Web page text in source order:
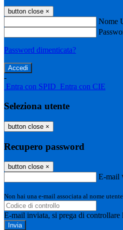
button close ×
Nome
Password dimenticata?
-
Entra con SPID Entra con CIE
Seleziona utente
button close ×
Recupero password
button close ×
E-mail
Non hai una e-mail associata al nome
E-mail inviata, si prega di controllare